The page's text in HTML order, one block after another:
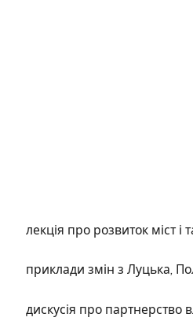
лекція про розвиток міст і
приклади змін з Луцька,
дискусія про партнерство